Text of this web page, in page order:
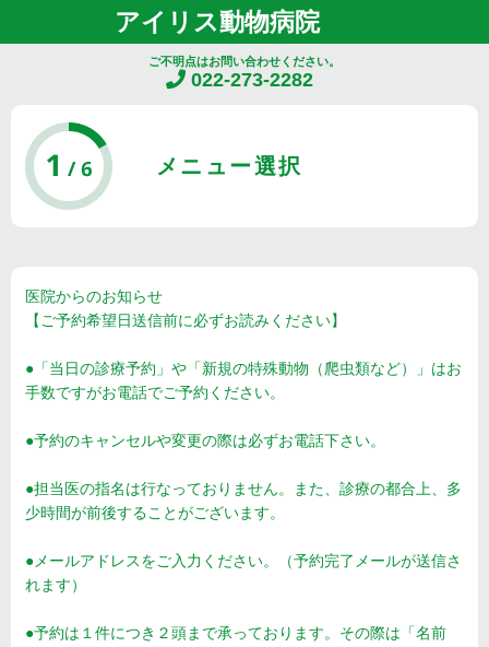
アイリス動物病院
ご不明点はお問い合わせください。
022-273-2282
医院からのお知らせ
【ご予約希望日送信前に必ずお読みください】
●「当日の診療予約」や「新規の特殊動物（爬虫類など）」はお
手数ですがお電話でご予約ください。
●予約のキャンセルや変更の際は必ずお電話下さい。
●担当医の指名は行なっておりません。また、診療の都合上、多
少時間が前後することがございます。
●メールアドレスをご入力ください。（予約完了メールが送信さ
れます）
●予約は１件につき２頭まで承っております。その際は「名前
メニュー選択